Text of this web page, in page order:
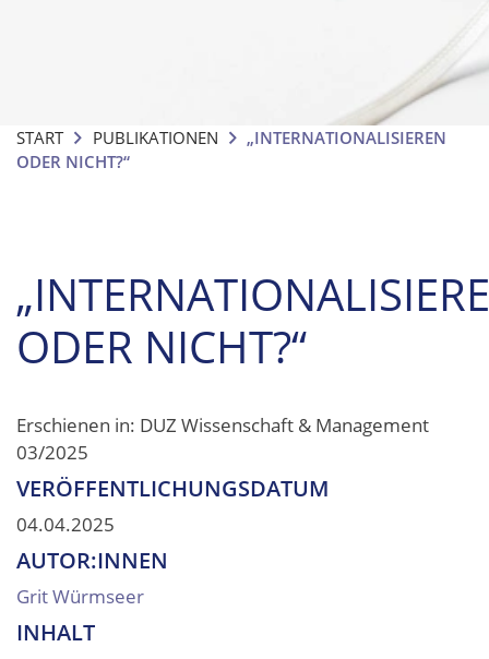
START PUBLIKATIONEN
„INTERNATIONALISIEREN
ODER NICHT?“
ODER NICHT?“
Erschienen in: DUZ Wissenschaft & Management
03/2025
VERÖFFENTLICHUNGSDATUM
04.04.2025
AUTOR:INNEN
Grit Würmseer
INHALT